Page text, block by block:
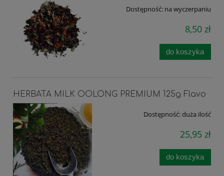
Dostępność: na wyczerpaniu
8,50 zł
do koszyka
HERBATA MILK OOLONG PREMIUM 125g Flavo
Dostępność:duża ilość
25,95 zł
do koszyka